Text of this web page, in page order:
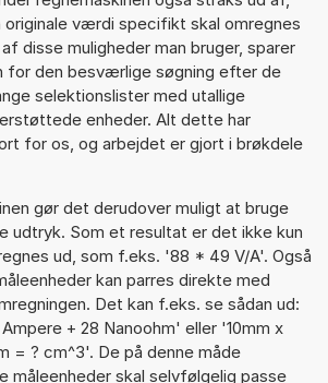
originale værdi specifikt skal omregnes
disse muligheder man bruger, sparer
for den besværlige søgning efter de
selektionslister med utallige
enheder. Alt dette har
for os, og arbejdet er gjort i brøkdele
gør det derudover muligt at bruge
udtryk. Som et resultat er det ikke kun
ud, som f.eks. '88 * 49 V/A'. Også
kan parres direkte med
Det kan f.eks. se sådan ud:
+ 28 Nanoohm' eller '10mm x
= ? cm^3'. De på denne måde
måleenheder skal selvfølgelig passe